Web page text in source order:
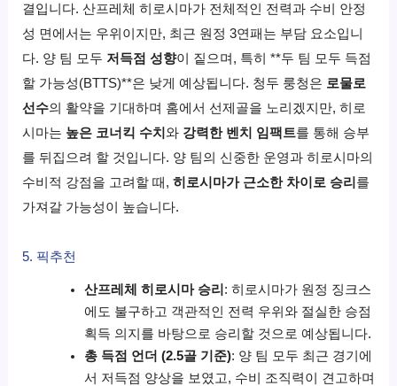
결입니다. 산프레체 히로시마가 전체적인 전력과 수비 안정
성 면에서는 우위이지만, 최근 원정 3연패는 부담 요소입니
다. 양 팀 모두 저득점 성향이 짙으며, 특히 **두 팀 모두 득점
할 가능성(BTTS)**은 낮게 예상됩니다. 청두 룽청은 로물로
선수의 활약을 기대하며 홈에서 선제골을 노리겠지만, 히로
시마는 높은 코너킥 수치와 강력한 벤치 임팩트를 통해 승부
를 뒤집으려 할 것입니다. 양 팀의 신중한 운영과 히로시마의
수비적 강점을 고려할 때,히로시마가 근소한 차이로 승리 를
가져갈 가능성이 높습니다.
5. 픽추천
산프레체 히로시마 승리 : 히로시마가 원정 징크스
에도 불구하고 객관적인 전력 우위와 절실한 승점
획득 의지를 바탕으로 승리할 것으로 예상됩니다.
총 득점 언더 (2.5골 기준): 양 팀 모두 최근 경기에
서 저득점 양상을 보였고, 수비 조직력이 견고하며